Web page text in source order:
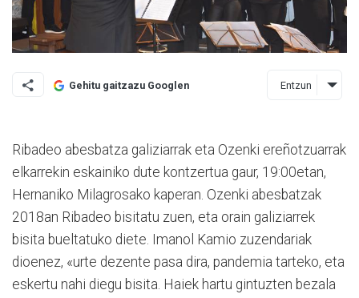
Gehitu gaitzazu Googlen Entzun
Ribadeo abesbatza galiziarrak eta Ozenki ereñotzuarrak
elkarrekin eskainiko dute kontzertua gaur, 19:00etan,
Hernaniko Milagrosako kaperan. Ozenki abesbatzak
2018an Ribadeo bisitatu zuen, eta orain galiziarrek
bisita bueltatuko diete. Imanol Kamio zuzendariak
dioenez, «urte dezente pasa dira, pandemia tarteko, eta
eskertu nahi diegu bisita. Haiek hartu gintuzten bezala